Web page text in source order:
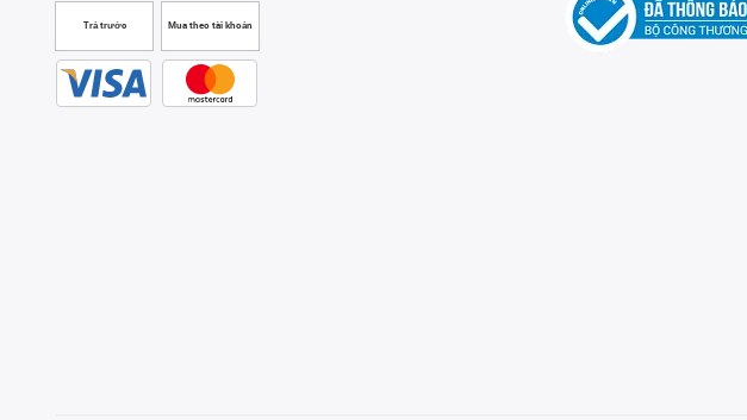
Trả trước Mua theo tài khoản